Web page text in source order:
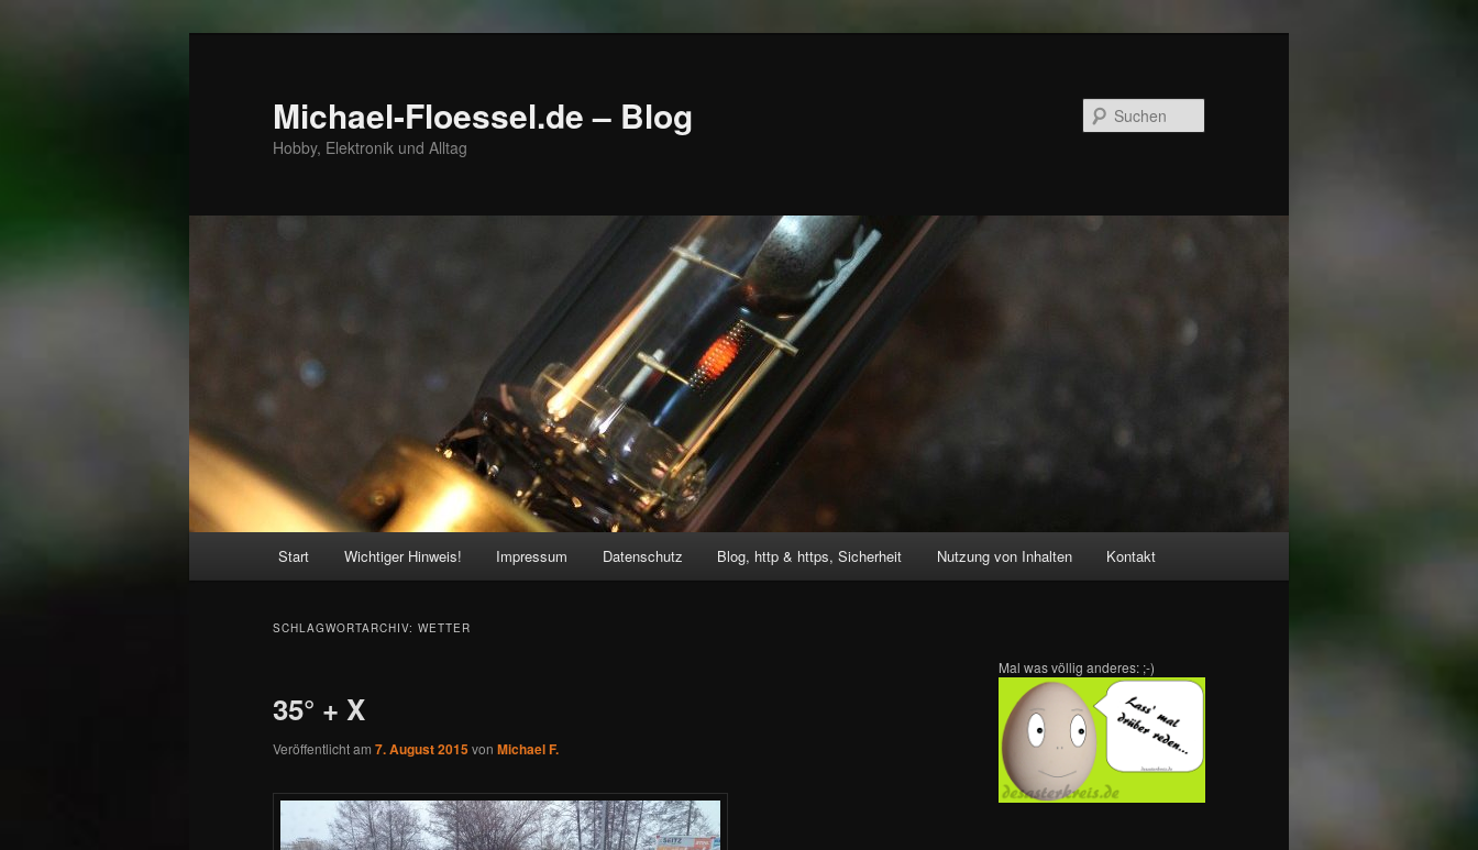
Michael-Floessel.de – Blog
Hobby, Elektronik und Alltag
Start Wichtiger Hinweis! Impressum Datenschutz Blog, http & https, Sicherheit Nutzung von Inhalten Kontakt
SCHLAGWORTARCHIV: WETTER
35° + X
Veröffentlicht am 7. August 2015von Michael F.
Mal was völlig anderes: ;-)